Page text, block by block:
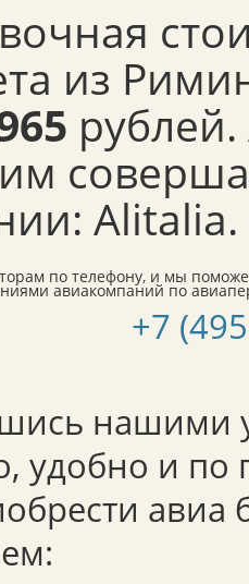
из
Alitalia.
по телефону, и мы
авиакомпаний по
+7
нашими
удобно и по